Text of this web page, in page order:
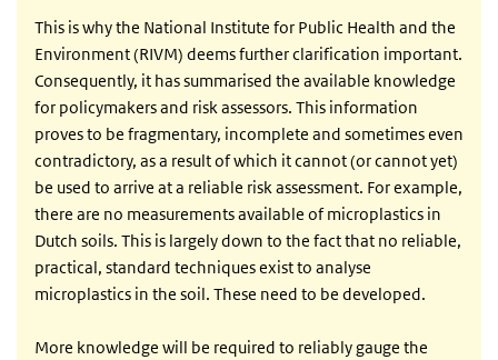
This is why the National Institute for Public Health and the
Environment (RIVM) deems further clarification important.
Consequently, it has summarised the available knowledge
for policymakers and risk assessors. This information
proves to be fragmentary, incomplete and sometimes even
contradictory, as a result of which it cannot (or cannot yet)
be used to arrive at a reliable risk assessment. For example,
there are no measurements available of microplastics in
Dutch soils. This is largely down to the fact that no reliable,
practical, standard techniques exist to analyse
microplastics in the soil. These need to be developed.
More knowledge will be required to reliably gauge the